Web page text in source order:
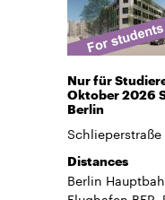
Nur für
Oktober 2026
Berlin
Distances
Berlin